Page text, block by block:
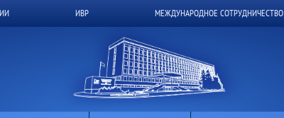
ИВР МЕЖДУНАРОДНОЕ СОТРУДНИЧЕСТВО